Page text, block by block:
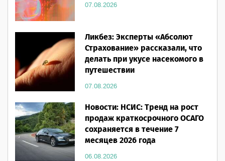
07.08.2026
Ликбез: Эксперты «Абсолют
Страхование» рассказали, что
делать при укусе насекомого в
путешествии
07.08.2026
Новости: НСИС: Тренд на рост
продаж краткосрочного ОСАГО
сохраняется в течение 7
месяцев 2026 года
06.08.2026